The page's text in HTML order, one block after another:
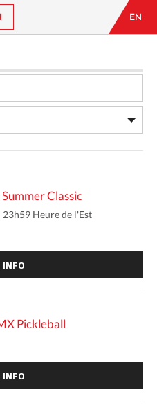
EN
Classic
23h59 Heure de l'Est
INFO
Pickleball
INFO